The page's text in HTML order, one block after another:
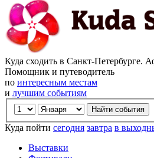
Куда сходить в Санкт-Петербурге.
Помощник и путеводитель
по интересным местам
и лучшим событиям
Куда пойти сегодня завтра в
Выставки